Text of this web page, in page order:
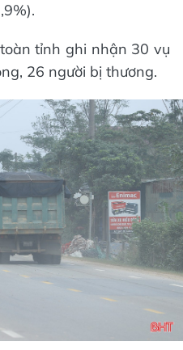
tỉnh ghi nhận 30 vụ
26 người bị thương.